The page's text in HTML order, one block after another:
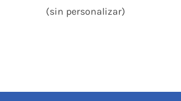
(sin personalizar)